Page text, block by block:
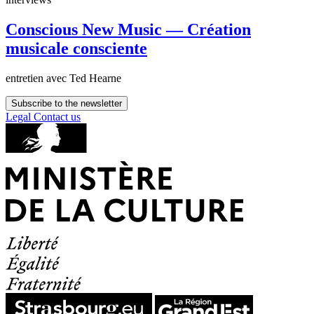
Conscious New Music — Création
musicale consciente
entretien avec Ted Hearne
Subscribe to the newsletter
Legal Contact us